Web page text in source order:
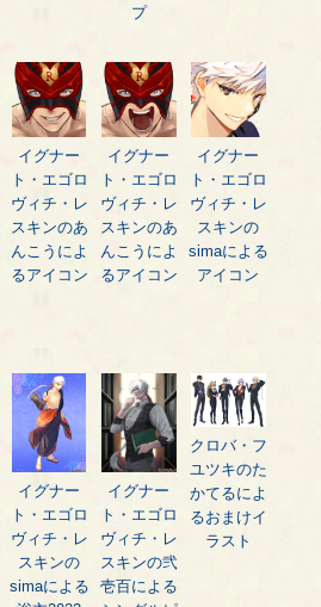
プ
イグナー
ト・エゴロ
ヴィチ・レ
スキンのあ
んこうによ
るアイコン
イグナー
ト・エゴロ
ヴィチ・レ
スキンのあ
んこうによ
るアイコン
イグナー
ト・エゴロ
ヴィチ・レ
スキンの
simaによる
アイコン
イグナー
ト・エゴロ
ヴィチ・レ
スキンの
simaによる
イグナー
ト・エゴロ
ヴィチ・レ
スキンの弐
壱百による
クロバ・フ
ユツキのた
かてるによ
るおまけイ
ラスト